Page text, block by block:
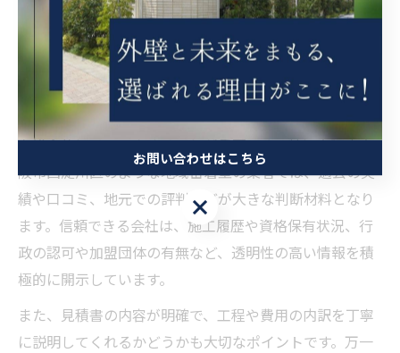
信頼できる外壁塗装会社を見極め
るコツ
外壁塗装会社の信頼性を判断する要素とは
外壁塗装会社の信頼性を見極めるためには、複数の要素
を総合的にチェックすることが重要です。特に大阪府大
阪市西淀川区のような地域密着型の業者では、過去の実
績や口コミ、地元での評判などが大きな判断材料となり
ます。信頼できる会社は、施工履歴や資格保有状況、行
政の認可や加盟団体の有無など、透明性の高い情報を積
極的に開示しています。
また、見積書の内容が明確で、工程や費用の内訳を丁寧
に説明してくれるかどうかも大切なポイントです。万一
お問い合わせはこちら
お問い合わせはこちら